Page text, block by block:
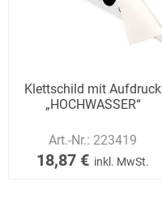
Klettschild mit Aufdruck
„HOCHWASSER“
Art.-Nr.: 223419
18,87 € inkl. MwSt.